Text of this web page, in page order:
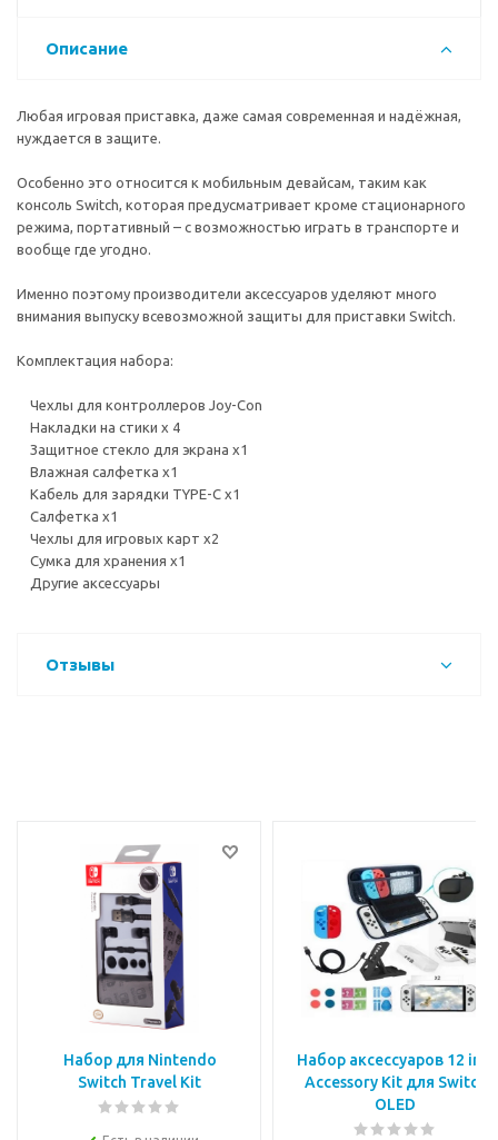
Описание
Любая игровая приставка, даже самая современная и надёжная,
нуждается в защите.
Особенно это относится к мобильным девайсам, таким как
консоль Switch, которая предусматривает кроме стационарного
режима, портативный – с возможностью играть в транспорте и
вообще где угодно.
Именно поэтому производители аксессуаров уделяют много
внимания выпуску всевозможной защиты для приставки Switch.
Комплектация набора:
Чехлы для контроллеров Joy-Con
Накладки на стики х 4
Защитное стекло для экрана х1
Влажная салфетка x1
Кабель для зарядки TYPE-C x1
Салфетка х1
Чехлы для игровых карт x2
Сумка для хранения х1
Другие аксессуары
Отзывы
Набор для Nintendo
Switch Travel Kit
Набор аксессуаров 12 in 1
Accessory Kit для Switch
OLED